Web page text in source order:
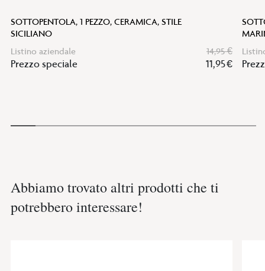
SOTTOPENTOLA, 1 PEZZO, CERAMICA, STILE
SICILIANO
Listino aziendale
14,95 €
Prezzo speciale 11,95 €
Abbiamo trovato altri prodotti che ti
potrebbero interessare!